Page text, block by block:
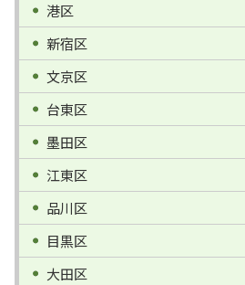
港区
新宿区
文京区
台東区
墨田区
江東区
品川区
目黒区
大田区